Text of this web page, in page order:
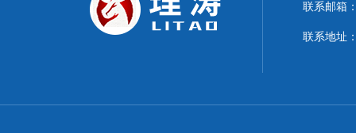
联系邮箱
联系地址